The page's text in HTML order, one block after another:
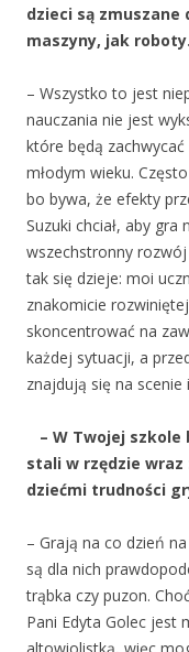
dzieci są zmuszane
maszyny, jak
– Wszystko to jest
nauczania nie jest
które będą
młodym wieku.
bo bywa, że efekty
Suzuki chciał, aby gra
wszechstronny
tak się dzieje: moi
znakomicie
skoncentrować na
każdej sytuacji, a
znajdują się na
– W Twojej szkole
stali w rzędzie
dziećmi trudności
– Grają na co dzień
są dla nich
trąbka czy puzon.
Pani Edyta Golec jest